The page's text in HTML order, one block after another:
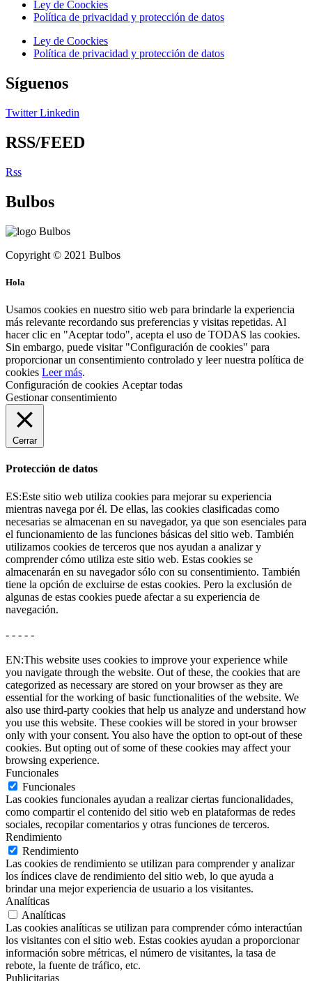
Ley de Coockies
Política de privacidad y protección de datos
Ley de Coockies
Política de privacidad y protección de datos
Síguenos
Twitter Linkedin
RSS/FEED
Rss
Bulbos
Copyright © 2021 Bulbos
Hola
Usamos cookies en nuestro sitio web para brindarle la experiencia
más relevante recordando sus preferencias y visitas repetidas. Al
hacer clic en "Aceptar todo", acepta el uso de TODAS las cookies.
Sin embargo, puede visitar "Configuración de cookies" para
proporcionar un consentimiento controlado y leer nuestra política de
cookies Leer más.
Configuración de cookies Aceptar todas
Gestionar consentimiento
Cerrar
Protección de datos
ES:Este sitio web utiliza cookies para mejorar su experiencia
mientras navega por él. De ellas, las cookies clasificadas como
necesarias se almacenan en su navegador, ya que son esenciales para
el funcionamiento de las funciones básicas del sitio web. También
utilizamos cookies de terceros que nos ayudan a analizar y
comprender cómo utiliza este sitio web. Estas cookies se
almacenarán en su navegador sólo con su consentimiento. También
tiene la opción de excluirse de estas cookies. Pero la exclusión de
algunas de estas cookies puede afectar a su experiencia de
navegación.
- - - - -
EN:This website uses cookies to improve your experience while
you navigate through the website. Out of these, the cookies that are
categorized as necessary are stored on your browser as they are
essential for the working of basic functionalities of the website. We
also use third-party cookies that help us analyze and understand how
you use this website. These cookies will be stored in your browser
only with your consent. You also have the option to opt-out of these
cookies. But opting out of some of these cookies may affect your
browsing experience.
Funcionales
Funcionales
Las cookies funcionales ayudan a realizar ciertas funcionalidades,
como compartir el contenido del sitio web en plataformas de redes
sociales, recopilar comentarios y otras funciones de terceros.
Rendimiento
Rendimiento
Las cookies de rendimiento se utilizan para comprender y analizar
los índices clave de rendimiento del sitio web, lo que ayuda a
brindar una mejor experiencia de usuario a los visitantes.
Analíticas
Analíticas
Las cookies analíticas se utilizan para comprender cómo interactúan
los visitantes con el sitio web. Estas cookies ayudan a proporcionar
información sobre métricas, el número de visitantes, la tasa de
rebote, la fuente de tráfico, etc.
Publicitarias